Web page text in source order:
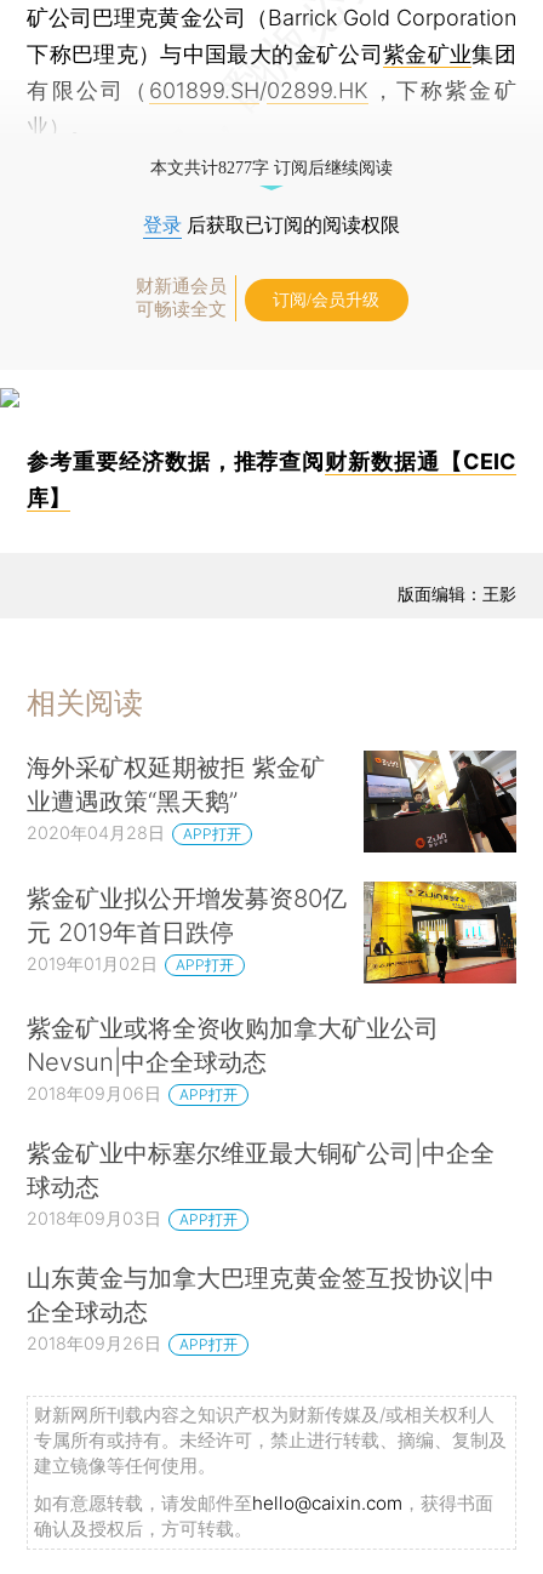
矿公司巴理克黄金公司（Barrick Gold Corporation
下称巴理克）与中国最大的金矿公司紫金矿业集团
有限公司（ 601899.SH/02899.HK ，下称紫金矿
业）。
本文共计8277字 订阅后继续阅读
登录 后获取已订阅的阅读权限
财新通会员
可畅读全文
订阅/会员升级
参考重要经济数据，推荐查阅财新数据通【CEIC
库】
版面编辑：王影
相关阅读
海外采矿权延期被拒 紫金矿
业遭遇政策“黑天鹅”
2020年04月28日 APP打开
紫金矿业拟公开增发募资80亿
元 2019年首日跌停
2019年01月02日 APP打开
紫金矿业或将全资收购加拿大矿业公司
Nevsun|中企全球动态
2018年09月06日 APP打开
紫金矿业中标塞尔维亚最大铜矿公司|中企全
球动态
2018年09月03日 APP打开
山东黄金与加拿大巴理克黄金签互投协议|中
企全球动态
2018年09月26日 APP打开
财新网所刊载内容之知识产权为财新传媒及/或相关权利人
专属所有或持有。未经许可，禁止进行转载、摘编、复制及
建立镜像等任何使用。
如有意愿转载，请发邮件至hello@caixin.com ，获得书面
确认及授权后，方可转载。